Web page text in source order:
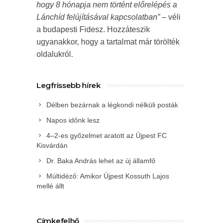
hogy 8 hónapja nem történt előrelépés a
Lánchíd felújításával kapcsolatban”– véli
a budapesti Fidesz. Hozzáteszik
ugyanakkor, hogy a tartalmat már törölték
oldalukról.
Legfrissebb hírek
Délben bezárnak a légkondi nélküli posták
Napos időnk lesz
4–2-es győzelmet aratott az Újpest FC
Kisvárdán
Dr. Baka András lehet az új államfő
Múltidéző: Amikor Újpest Kossuth Lajos
mellé állt
Címkefelhő